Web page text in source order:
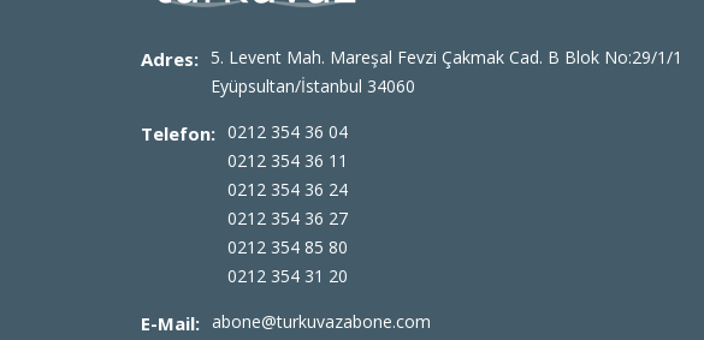
Adres: 5. Levent Mah. Mareşal Fevzi Çakmak Cad. B Blok No:29/1/1
Eyüpsultan/İstanbul 34060
Telefon: 0212 354 36 04
0212 354 36 11
0212 354 36 24
0212 354 36 27
0212 354 85 80
0212 354 31 20
E-Mail: abone@turkuvazabone.com